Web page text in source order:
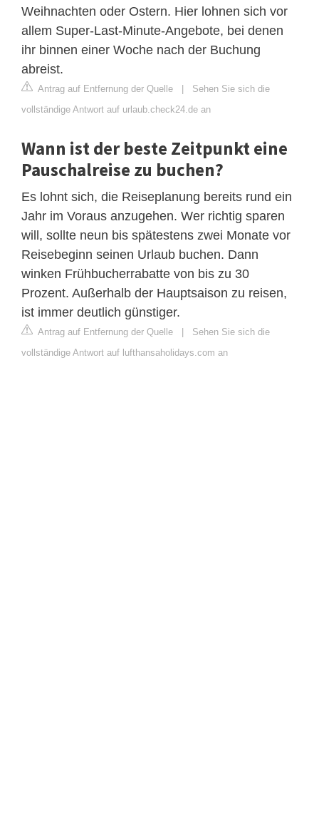
Weihnachten oder Ostern. Hier lohnen sich vor
allem Super-Last-Minute-Angebote, bei denen
ihr binnen einer Woche nach der Buchung
abreist.
Antrag auf Entfernung der Quelle | Sehen Sie sich die
vollständige Antwort auf urlaub.check24.de an
Wann ist der beste Zeitpunkt eine
Pauschalreise zu buchen?
Es lohnt sich, die Reiseplanung bereits rund ein
Jahr im Voraus anzugehen. Wer richtig sparen
will, sollte neun bis spätestens zwei Monate vor
Reisebeginn seinen Urlaub buchen. Dann
winken Frühbucherrabatte von bis zu 30
Prozent. Außerhalb der Hauptsaison zu reisen,
ist immer deutlich günstiger.
Antrag auf Entfernung der Quelle | Sehen Sie sich die
vollständige Antwort auf lufthansaholidays.com an